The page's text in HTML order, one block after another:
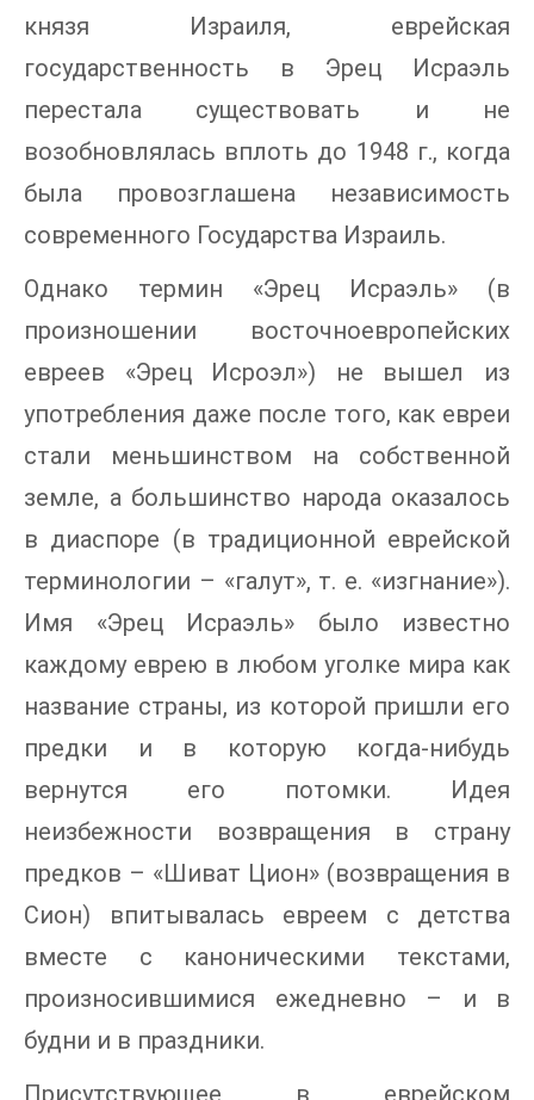
князя Израиля, еврейская
государственность в Эрец Исраэль
перестала существовать и не
возобновлялась вплоть до 1948 г., когда
была провозглашена независимость
современного Государства Израиль.
Однако термин «Эрец Исраэль» (в
произношении восточноевропейских
евреев «Эрец Исроэл») не вышел из
употребления даже после того, как евреи
стали меньшинством на собственной
земле, а большинство народа оказалось
в диаспоре (в традиционной еврейской
терминологии – «галут», т. е. «изгнание»).
Имя «Эрец Исраэль» было известно
каждому еврею в любом уголке мира как
название страны, из которой пришли его
предки и в которую когда-нибудь
вернутся его потомки. Идея
неизбежности возвращения в страну
предков – «Шиват Цион» (возвращения в
Сион) впитывалась евреем с детства
вместе с каноническими текстами,
произносившимися ежедневно – и в
будни и в праздники.
Присутствующее в еврейском